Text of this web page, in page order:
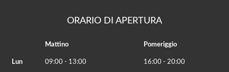
ORARIO DI APERTURA
Mattino Pomeriggio
Lun 09:00 - 13:00 16:00 - 20:00